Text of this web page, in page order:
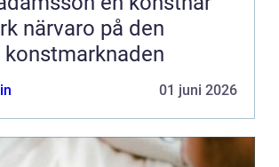
närvaro på den
konstmarknaden
01 juni 2026